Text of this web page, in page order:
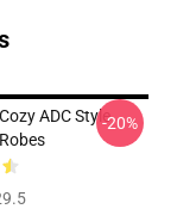
ADC Style-20%